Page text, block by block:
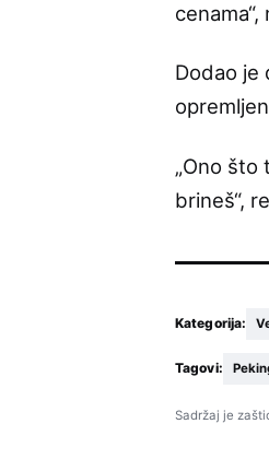
Dodao je
„Ono što
brineš“,
Kategorija:
Tagovi:
Sadržaj je